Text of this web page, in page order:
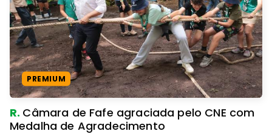
PREMIUM
R. Câmara de Fafe agraciada pelo CNE com
Medalha de Agradecimento